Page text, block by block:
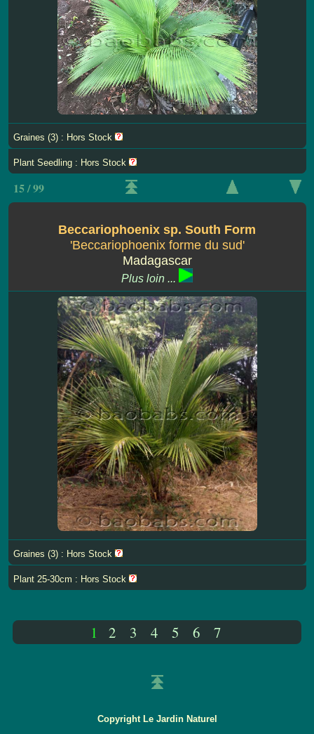
Graines (3) : Hors Stock
Plant Seedling : Hors Stock
15 / 99
Beccariophoenix sp. South Form
'Beccariophoenix forme du sud'
Madagascar
Plus loin ...
Graines (3) : Hors Stock
Plant 25-30cm : Hors Stock
1 2 3 4 5 6 7
Copyright Le Jardin Naturel